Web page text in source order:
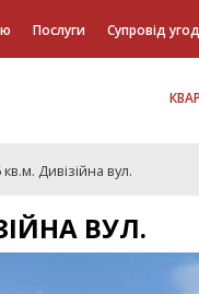
Послуги Супровід угод
Дивізійна вул.
ВУЛ.